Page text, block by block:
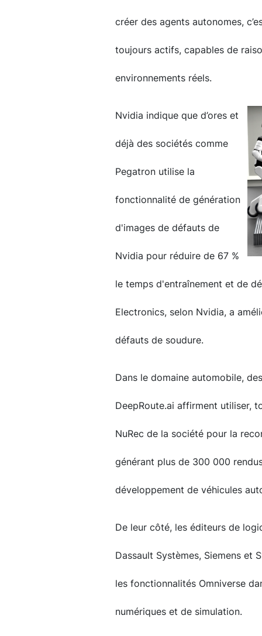
créer des agents autonomes,
toujours actifs, capables de
environnements réels.
Nvidia indique que d’ores et
déjà des sociétés comme
Pegatron utilise la
fonctionnalité de génération
d'images de défauts de
Nvidia pour réduire de 67 %
le temps d'entraînement et de
Electronics, selon Nvidia, a
défauts de soudure.
Dans le domaine automobile,
DeepRoute.ai affirment utiliser,
NuRec de la société pour la
générant plus de 300 000
développement de véhicules
De leur côté, les éditeurs de
Dassault Systèmes, Siemens et
les fonctionnalités Omniverse
numériques et de simulation.